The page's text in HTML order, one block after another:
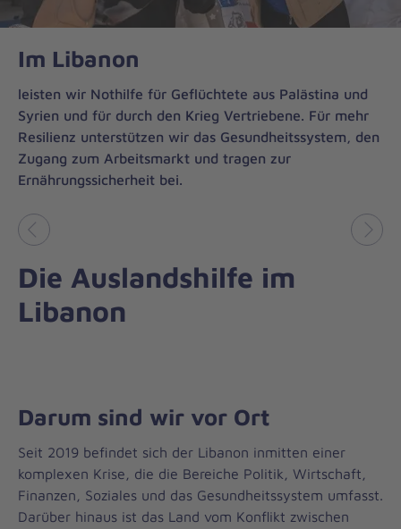
Im Libanon
leisten wir Nothilfe für Geflüchtete aus Palästina und
Syrien und für durch den Krieg Vertriebene. Für mehr
Resilienz unterstützen wir das Gesundheitssystem, den
Zugang zum Arbeitsmarkt und tragen zur
Ernährungssicherheit bei.
Vorheriges
Die Auslandshilfe im
Libanon
Darum sind wir vor Ort
Seit 2019 befindet sich der Libanon inmitten einer
komplexen Krise, die die Bereiche Politik, Wirtschaft,
Finanzen, Soziales und das Gesundheitssystem umfasst.
Darüber hinaus ist das Land vom Konflikt zwischen